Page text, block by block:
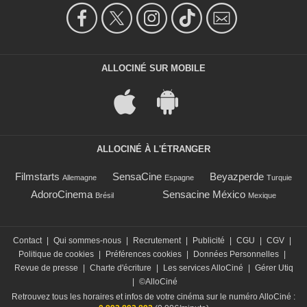
ALLOCINÉ SUR MOBILE
ALLOCINÉ À L'ÉTRANGER
Filmstarts Allemagne SensaCine Espagne Beyazperde Turquie
AdoroCinema Brésil Sensacine México Mexique
Contact Qui sommes-nous Recrutement Publicité CGU CGV
Politique de cookies
Préférences cookies Données Personnelles
Revue de presse
Charte d'écriture Les services AlloCiné
Gérer Utiq
©AlloCiné
Retrouvez tous les horaires et infos de votre cinéma sur le numéro AlloCiné :